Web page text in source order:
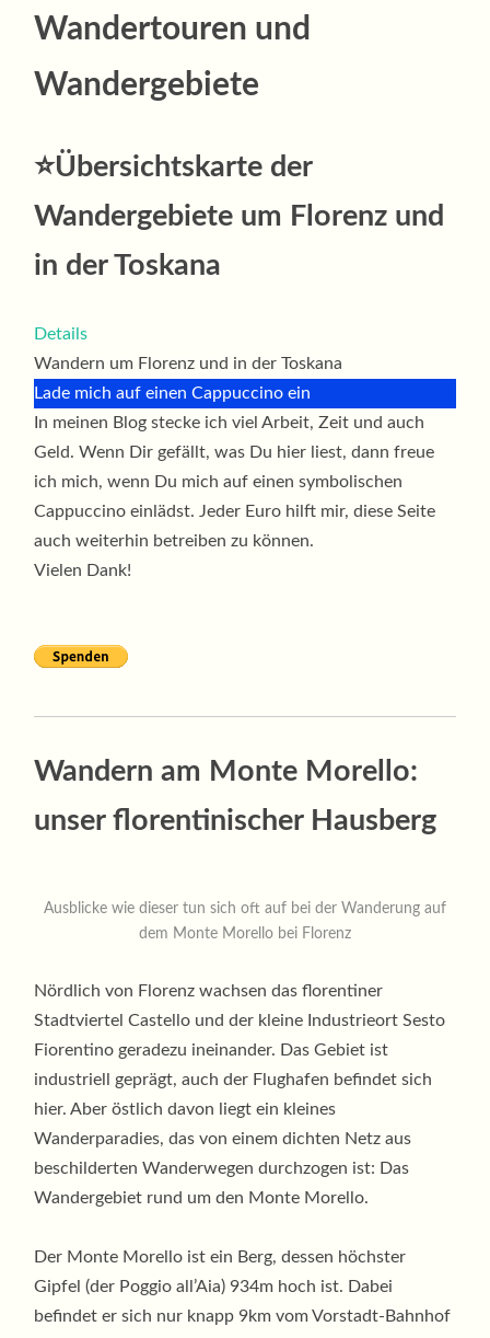
Wandertouren und
Wandergebiete
⭐Übersichtskarte der
Wandergebiete um Florenz und
in der Toskana
Details
Wandern um Florenz und in der Toskana
Lade mich auf einen Cappuccino ein
In meinen Blog stecke ich viel Arbeit, Zeit und auch
Geld. Wenn Dir gefällt, was Du hier liest, dann freue
ich mich, wenn Du mich auf einen symbolischen
Cappuccino einlädst. Jeder Euro hilft mir, diese Seite
auch weiterhin betreiben zu können.
Vielen Dank!
Wandern am Monte Morello:
unser florentinischer Hausberg
Ausblicke wie dieser tun sich oft auf bei der Wanderung auf
dem Monte Morello bei Florenz
Nördlich von Florenz wachsen das florentiner
Stadtviertel Castello und der kleine Industrieort Sesto
Fiorentino geradezu ineinander. Das Gebiet ist
industriell geprägt, auch der Flughafen befindet sich
hier. Aber östlich davon liegt ein kleines
Wanderparadies, das von einem dichten Netz aus
beschilderten Wanderwegen durchzogen ist: Das
Wandergebiet rund um den Monte Morello.
Der Monte Morello ist ein Berg, dessen höchster
Gipfel (der Poggio all’Aia) 934m hoch ist. Dabei
befindet er sich nur knapp 9km vom Vorstadt-Bahnhof